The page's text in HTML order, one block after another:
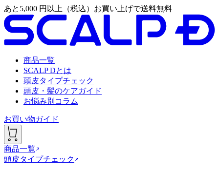
あと 5,000 円以上（税込）お買い上げで送料無料
商品一覧
SCALP Dとは
頭皮タイプチェック
頭皮・髪のケアガイド
お悩み別コラム
お買い物ガイド
商品一覧
頭皮タイプチェック